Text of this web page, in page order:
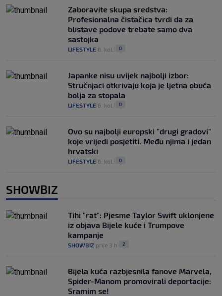
Zaboravite skupa sredstva:
Profesionalna čistačica tvrdi da za
blistave podove trebate samo dva
sastojka
LIFESTYLE 6. kol. 0
Japanke nisu uvijek najbolji izbor:
Stručnjaci otkrivaju koja je ljetna obuća
bolja za stopala
LIFESTYLE 6. kol. 0
Ovo su najbolji europski "drugi gradovi"
koje vrijedi posjetiti. Među njima i jedan
hrvatski
LIFESTYLE 6. kol. 0
SHOWBIZ
Tihi "rat": Pjesme Taylor Swift uklonjene
iz objava Bijele kuće i Trumpove
kampanje
SHOWBIZ prije 3 h 2
Bijela kuća razbjesnila fanove Marvela,
Spider-Manom promovirali deportacije:
Sramim se!